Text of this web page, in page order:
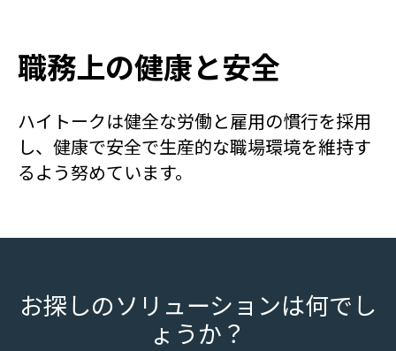
職務上の健康と安全
ハイトークは健全な労働と雇用の慣行を採用
し、健康で安全で生産的な職場環境を維持す
るよう努めています。
お探しのソリューションは何でし
ょうか？